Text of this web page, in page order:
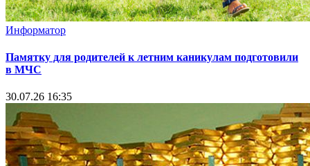
Информатор
Памятку для родителей к летним каникулам подготовили
в МЧС
30.07.26 16:35